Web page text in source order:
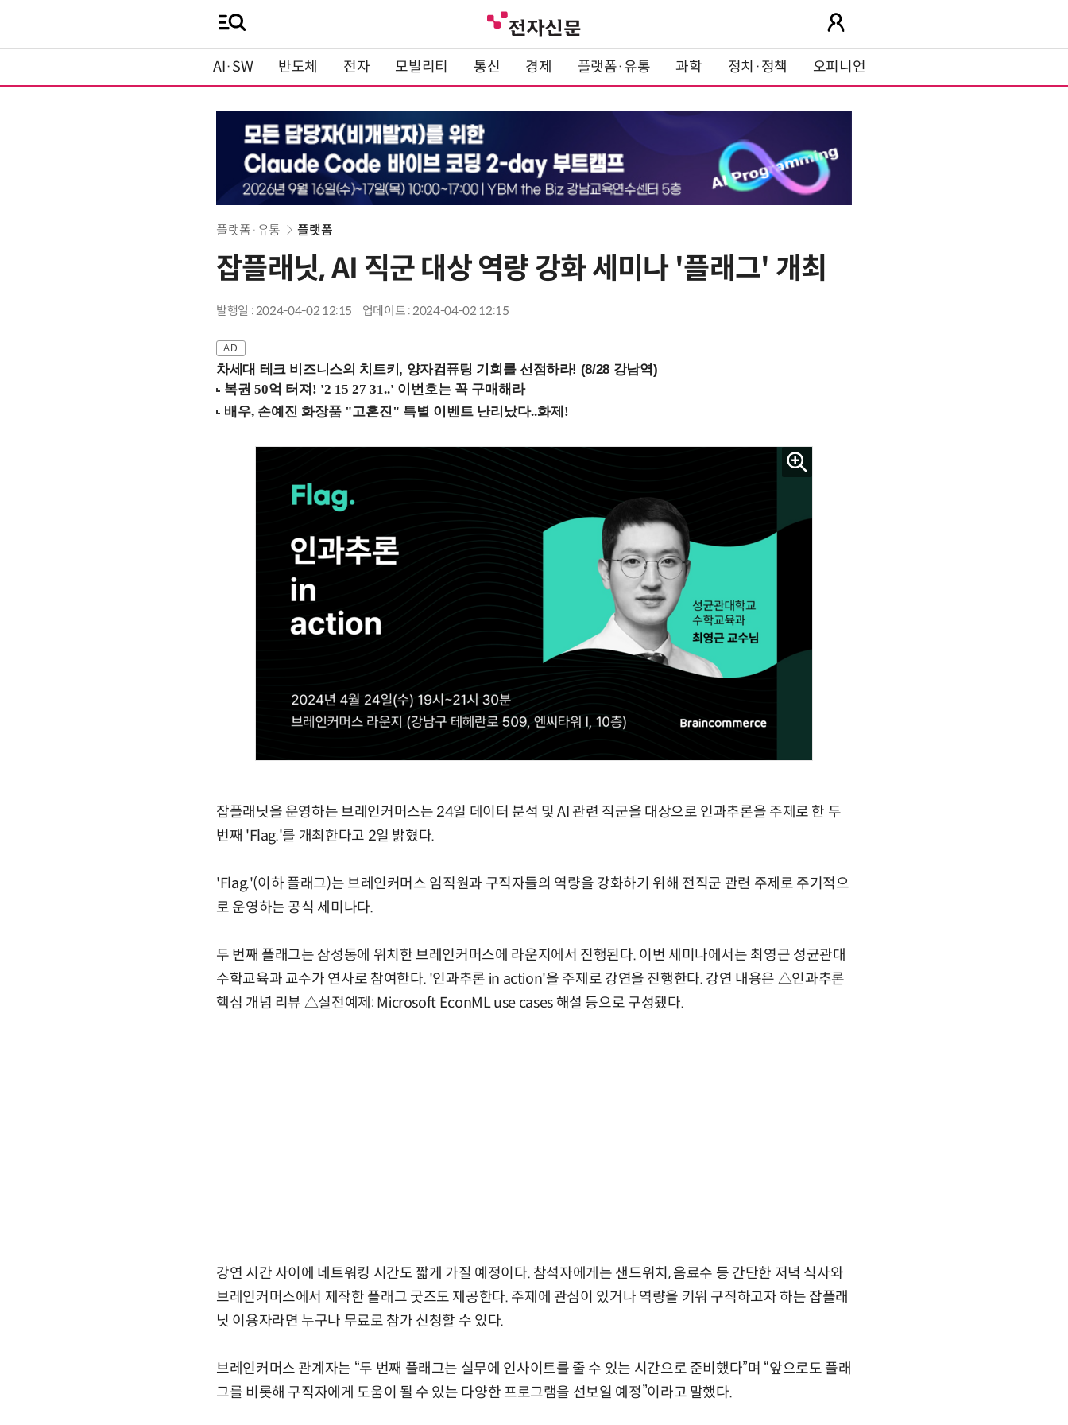
AI·SW 반도체 전자 모빌리티 통신 경제 플랫폼·유통 과학 정치·정책 오피니언
플랫폼·유통 플랫폼
잡플래닛, AI 직군 대상 역량 강화 세미나 '플래그' 개최
발행일 : 2024-04-02 12:15 업데이트 : 2024-04-02 12:15
차세대 테크 비즈니스의 치트키, 양자컴퓨팅 기회를 선점하라! (8/28 강남역)
잡플래닛을 운영하는 브레인커머스는 24일 데이터 분석 및 AI 관련 직군을 대상으로 인과추론을 주제로 한 두
번째 'Flag.'를 개최한다고 2일 밝혔다.
'Flag.'(이하 플래그)는 브레인커머스 임직원과 구직자들의 역량을 강화하기 위해 전직군 관련 주제로 주기적으
로 운영하는 공식 세미나다.
두 번째 플래그는 삼성동에 위치한 브레인커머스에 라운지에서 진행된다. 이번 세미나에서는 최영근 성균관대
수학교육과 교수가 연사로 참여한다. '인과추론 in action'을 주제로 강연을 진행한다. 강연 내용은 △인과추론
핵심 개념 리뷰 △실전예제: Microsoft EconML use cases 해설 등으로 구성됐다.
강연 시간 사이에 네트워킹 시간도 짧게 가질 예정이다. 참석자에게는 샌드위치, 음료수 등 간단한 저녁 식사와
브레인커머스에서 제작한 플래그 굿즈도 제공한다. 주제에 관심이 있거나 역량을 키워 구직하고자 하는 잡플래
닛 이용자라면 누구나 무료로 참가 신청할 수 있다.
브레인커머스 관계자는 “두 번째 플래그는 실무에 인사이트를 줄 수 있는 시간으로 준비했다”며 “앞으로도 플래
그를 비롯해 구직자에게 도움이 될 수 있는 다양한 프로그램을 선보일 예정”이라고 말했다.